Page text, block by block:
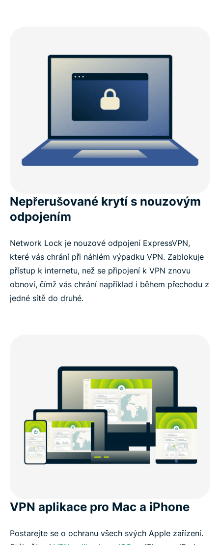
Nepřerušované krytí s nouzovým
odpojením
Network Lock je nouzové odpojení ExpressVPN,
které vás chrání při náhlém výpadku VPN. Zablokuje
přístup k internetu, než se připojení k VPN znovu
obnoví, čímž vás chrání například i během přechodu z
jedné sítě do druhé.
VPN aplikace pro Mac a iPhone
Postarejte se o ochranu všech svých Apple zařízení.